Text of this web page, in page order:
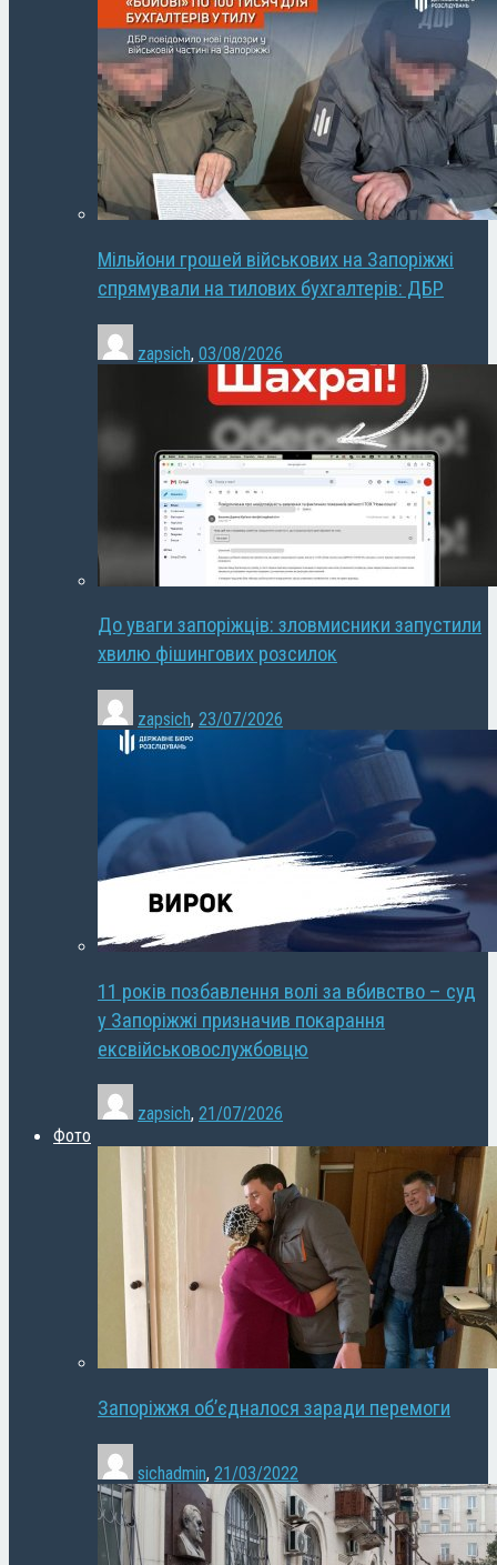
Мільйони грошей військових на Запоріжжі
спрямували на тилових бухгалтерів: ДБР
zapsich, 03/08/2026
До уваги запоріжців: зловмисники запустили
хвилю фішингових розсилок
zapsich, 23/07/2026
11 років позбавлення волі за вбивство – суд
у Запоріжжі призначив покарання
ексвійськовослужбовцю
zapsich, 21/07/2026
Фото
Запоріжжя об’єдналося заради перемоги
sichadmin, 21/03/2022